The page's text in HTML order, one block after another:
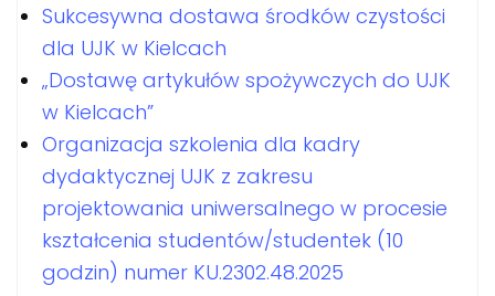
Sukcesywna dostawa środków czystości
dla UJK w Kielcach
„Dostawę artykułów spożywczych do UJK
w Kielcach”
Organizacja szkolenia dla kadry
dydaktycznej UJK z zakresu
projektowania uniwersalnego w procesie
kształcenia studentów/studentek (10
godzin) numer KU.2302.48.2025